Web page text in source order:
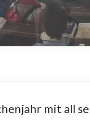
mit all